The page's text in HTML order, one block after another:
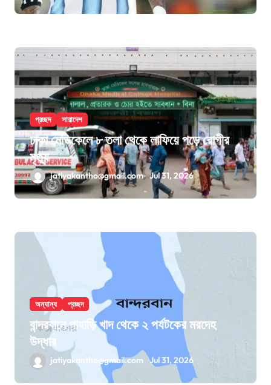
প্রচ্ছদ সারাদেশ
ঢাকা মেডিকেলে ৮ তলা থেকে লাফিয়ে পড়ে রোগীর
মৃত্যু
jatiyakantho@gmail.com Jul 31, 2026
অন্যান্য প্রচ্ছদ
বান্দরবানে পাহাড়ি খাদ থেকে ২ পর্যটকের মরদেহ
উদ্ধার
jatiyakantho@gmail.com Jul 31, 2026